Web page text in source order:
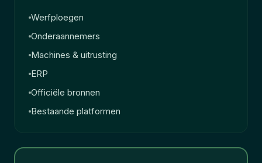
Werfploegen
Onderaannemers
Machines & uitrusting
ERP
Officiële bronnen
Bestaande platformen